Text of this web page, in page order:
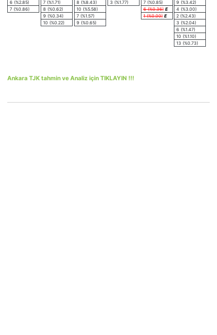
6 (%2.85)
7 (%0.86)
7 (%1.71)
8 (%0.62)
9 (%0.34)
10 (%0.22)
8 (%8.43)
10 (%5.58)
7 (%1.57)
9 (%0.65)
3 (%1.77)
7 (%0.85)
6 (%0.36) E
1 (%0.00) E
9 (%3.42)
4 (%3.00)
2 (%2.43)
3 (%2.04)
6 (%1.47)
10 (%1.10)
13 (%0.73)
Ankara TJK tahmin ve Analiz için TIKLAYIN !!!